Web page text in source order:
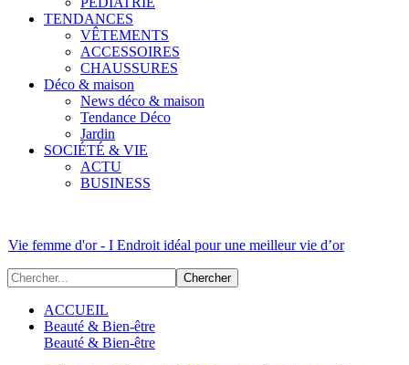
TENDANCES
VÊTEMENTS
ACCESSOIRES
CHAUSSURES
Déco & maison
News déco & maison
Tendance Déco
Jardin
SOCIÉTÉ & VIE
ACTU
BUSINESS
Vie femme d'or - I Endroit idéal pour une meilleur vie d’or
ACCUEIL
Beauté & Bien-être
Beauté & Bien-être